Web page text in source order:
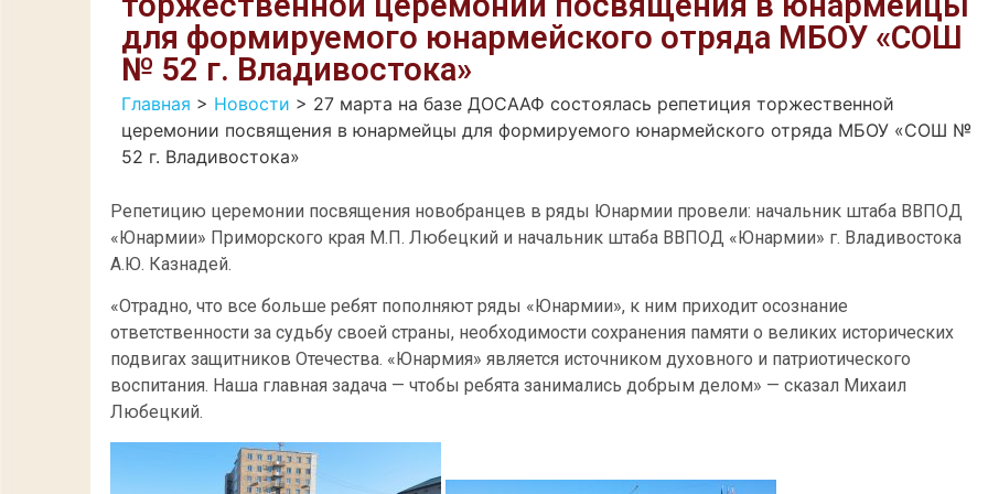
для формируемого юнармейского отряда МБОУ «СОШ
№ 52 г. Владивостока»
Главная > Новости > 27 марта на базе ДОСААФ состоялась репетиция торжественной
церемонии посвящения в юнармейцы для формируемого юнармейского отряда МБОУ «СОШ №
52 г. Владивостока»
Репетицию церемонии посвящения новобранцев в ряды Юнармии провели: начальник штаба ВВПОД
«Юнармии» Приморского края М.П. Любецкий и начальник штаба ВВПОД «Юнармии» г. Владивостока
А.Ю. Казнадей.
«Отрадно, что все больше ребят пополняют ряды «Юнармии», к ним приходит осознание
ответственности за судьбу своей страны, необходимости сохранения памяти о великих исторических
подвигах защитников Отечества. «Юнармия» является источником духовного и патриотического
воспитания. Наша главная задача — чтобы ребята занимались добрым делом» — сказал Михаил
Любецкий.